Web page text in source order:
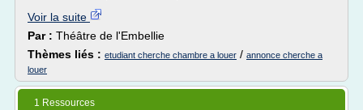
Voir la suite
Par : Théâtre de l'Embellie
Thèmes liés : etudiant cherche chambre a louer / annonce cherche a
louer
1 Ressources